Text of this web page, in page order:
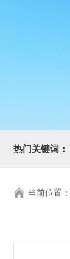
热门关键词：
当前位置：